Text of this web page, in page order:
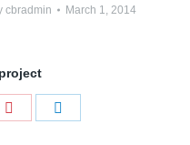
cbradmin March 1, 2014